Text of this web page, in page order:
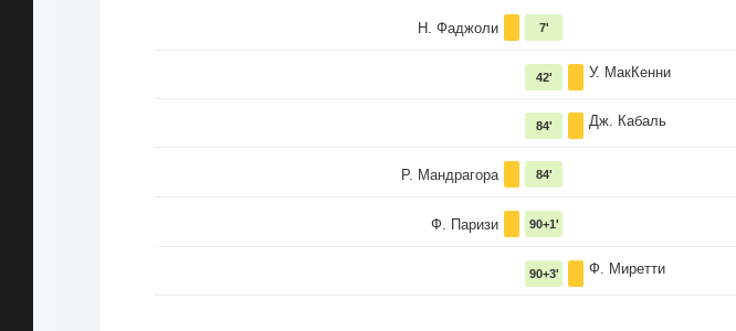
Н. Фаджоли 7'
У. МакКенни
42'
Дж. Кабаль
84'
Р. Мандрагора 84'
Ф. Паризи 90+1'
Ф. Миретти
90+3'